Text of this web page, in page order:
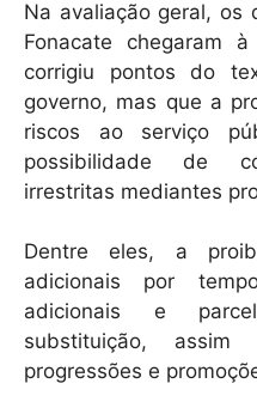
Na avaliação geral, os
Fonacate chegaram
corrigiu pontos do
governo, mas que a
riscos ao serviço
possibilidade de
irrestritas mediantes
Dentre eles, a
adicionais por
adicionais e
substituição,
progressões e